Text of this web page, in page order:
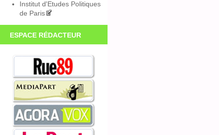
Institut d'Etudes Politiques
de Paris
ESPACE RÉDACTEUR